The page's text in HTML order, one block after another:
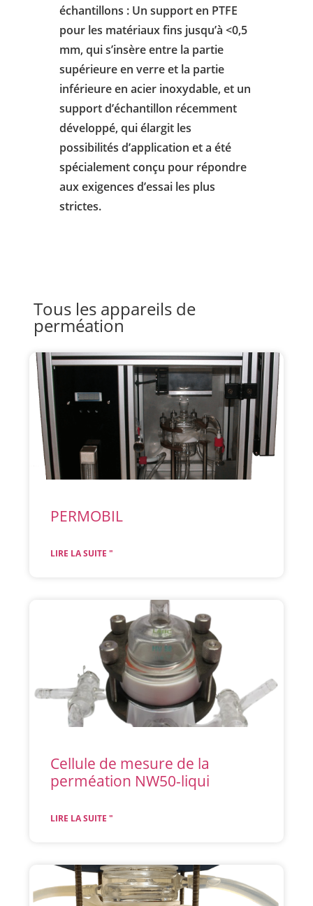
échantillons : Un support en PTFE
pour les matériaux fins jusqu’à <0,5
mm, qui s’insère entre la partie
supérieure en verre et la partie
inférieure en acier inoxydable, et un
support d’échantillon récemment
développé, qui élargit les
possibilités d’application et a été
spécialement conçu pour répondre
aux exigences d’essai les plus
strictes.
Tous les appareils de
perméation
PERMOBIL
LIRE LA SUITE "
Cellule de mesure de la
perméation NW50-liqui
LIRE LA SUITE "